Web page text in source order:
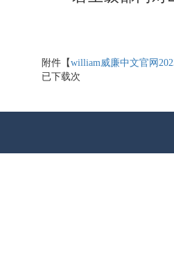
附件【william威廉中文官网
已下载次